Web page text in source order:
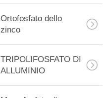
Ortofosfato dello
zinco
TRIPOLIFOSFATO DI
ALLUMINIO